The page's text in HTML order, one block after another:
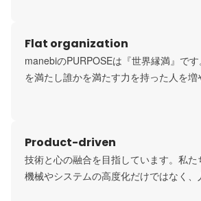
Flat organization
manebiのPURPOSEは『世界縁満』で
を満たし誰かを満たす力を持った人を
Product-driven
技術と心の融合を目指しています。私
機械やシステムの高度化だけではなく